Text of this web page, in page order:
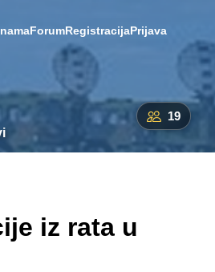
ForumRegistracijaPrijava
19
iz rata u